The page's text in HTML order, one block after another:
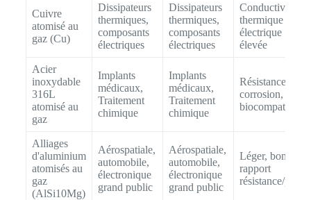
Cuivre
atomisé au
gaz (Cu)
Dissipateurs
thermiques,
composants
électriques
Dissipateurs
thermiques,
composants
électriques
Conductivité
thermique et
électrique
élevée
Acier
inoxydable
316L
atomisé au
gaz
Implants
médicaux,
Traitement
chimique
Implants
médicaux,
Traitement
chimique
Résistance à la
corrosion,
biocompatible
Alliages
d'aluminium
atomisés au
gaz
(AlSi10Mg)
Aérospatiale,
automobile,
électronique
grand public
Aérospatiale,
automobile,
électronique
grand public
Léger, bon
rapport
résistance/poids